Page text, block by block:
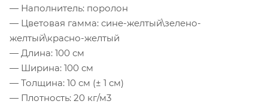
— Наполнитель: поролон
— Цветовая гамма: сине-желтый\зелено-
желтый\красно-желтый
— Длина: 100 см
— Ширина: 100 см
— Толщина: 10 см (± 1 см)
— Плотность: 20 кг/м3